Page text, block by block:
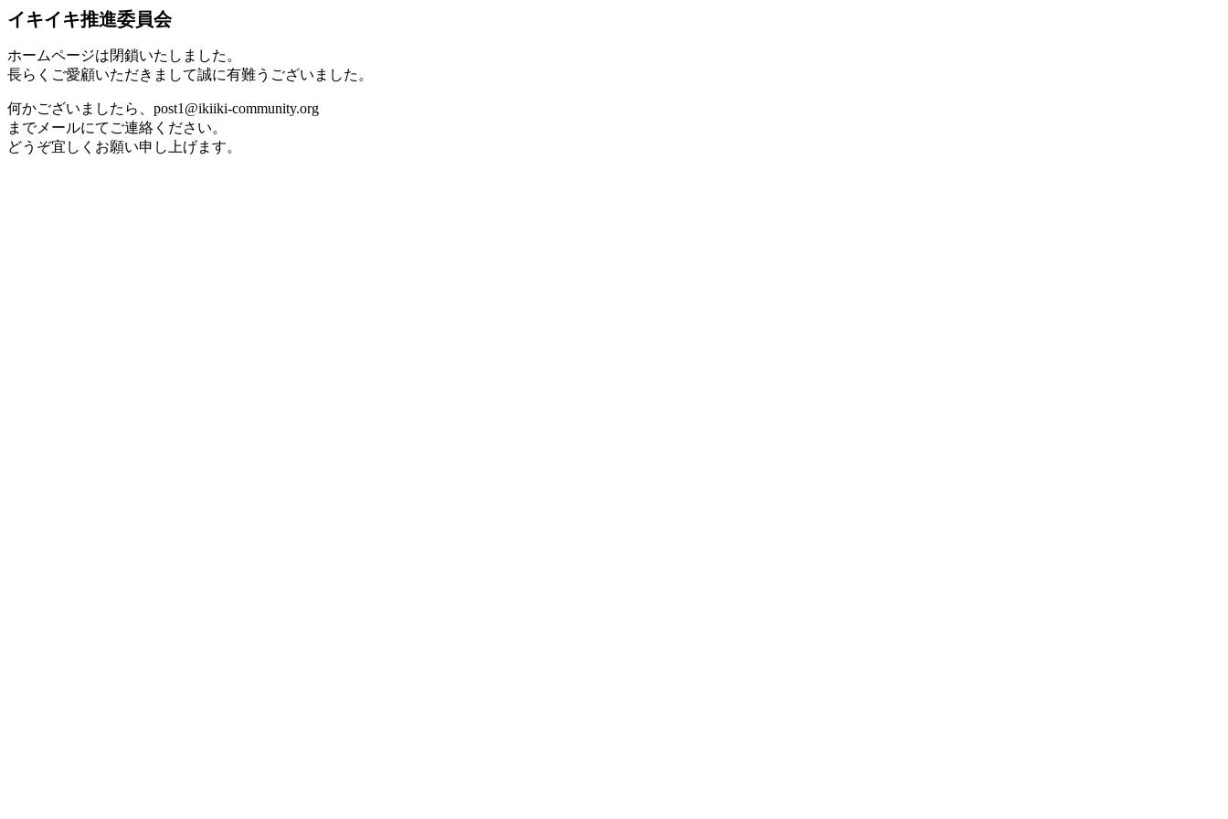
イキイキ推進委員会
ホームページは閉鎖いたしました。
長らくご愛顧いただきまして誠に有難うございました。
何かございましたら、post1@ikiiki-community.org
までメールにてご連絡ください。
どうぞ宜しくお願い申し上げます。